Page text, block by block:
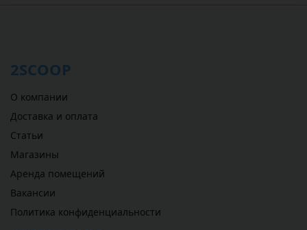
2SCOOP
О компании
Доставка и оплата
Статьи
Магазины
Аренда помещений
Вакансии
Политика конфиденциальности